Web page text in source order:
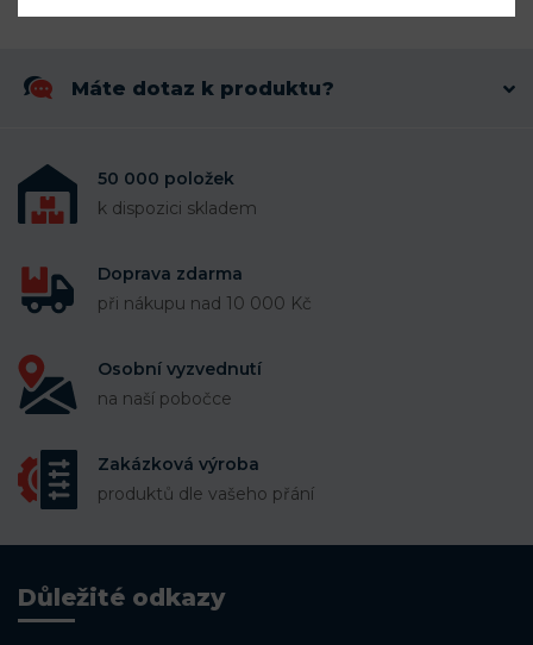
Máte dotaz k produktu?
50 000 položek
k dispozici skladem
Doprava zdarma
při nákupu nad 10 000 Kč
Osobní vyzvednutí
na naší pobočce
Zakázková výroba
produktů dle vašeho přání
Důležité odkazy